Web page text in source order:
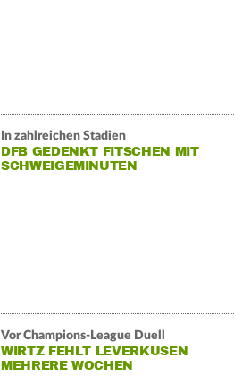
In zahlreichen Stadien
DFB GEDENKT FITSCHEN MIT
SCHWEIGEMINUTEN
Vor Champions-League Duell
WIRTZ FEHLT LEVERKUSEN
MEHRERE WOCHEN